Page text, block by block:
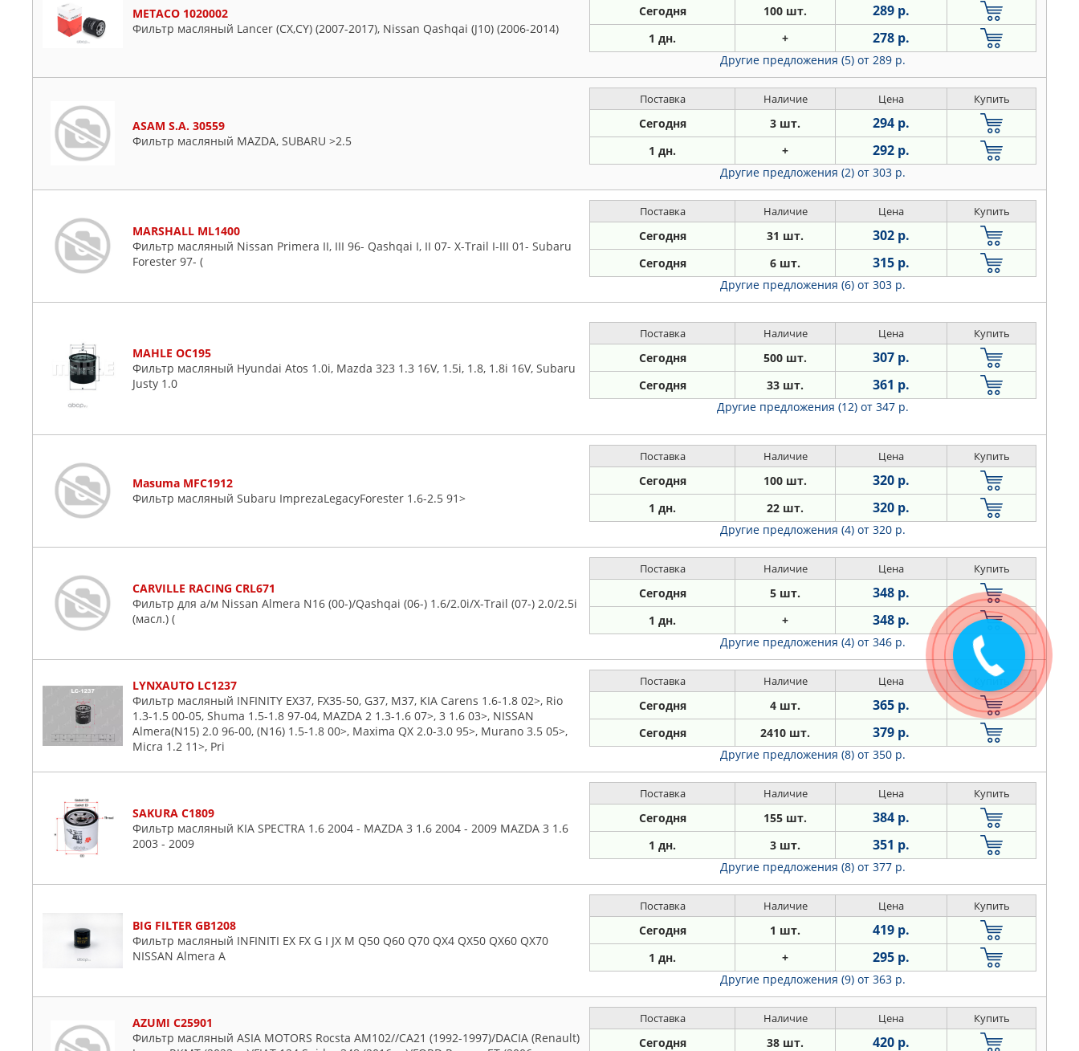
METACO 1020002
Фильтр масляный Lancer (CX,CY) (2007-2017), Nissan Qashqai (J10) (2006-2014)
Сегодня 100 шт. 289 р.
1 дн. + 278 р.
Другие предложения (5) от 289 р.
ASAM S.A. 30559
Фильтр масляный MAZDA, SUBARU >2.5
Поставка Наличие Цена Купить
Сегодня 3 шт. 294 р.
1 дн. + 292 р.
Другие предложения (2) от 303 р.
MARSHALL ML1400
Фильтр масляный Nissan Primera II, III 96- Qashqai I, II 07- X-Trail I-III 01- Subaru
Forester 97- (
Поставка Наличие Цена Купить
Сегодня 31 шт. 302 р.
Сегодня 6 шт. 315 р.
Другие предложения (6) от 303 р.
MAHLE OC195
Фильтр масляный Hyundai Atos 1.0i, Mazda 323 1.3 16V, 1.5i, 1.8, 1.8i 16V, Subaru
Justy 1.0
Поставка Наличие Цена Купить
Сегодня 500 шт. 307 р.
Сегодня 33 шт. 361 р.
Другие предложения (12) от 347 р.
Masuma MFC1912
Фильтр масляный Subaru ImprezaLegacyForester 1.6-2.5 91>
Поставка Наличие Цена Купить
Сегодня 100 шт. 320 р.
1 дн. 22 шт. 320 р.
Другие предложения (4) от 320 р.
CARVILLE RACING CRL671
Фильтр для а/м Nissan Almera N16 (00-)/Qashqai (06-) 1.6/2.0i/X-Trail (07-) 2.0/2.5i
(масл.) (
Поставка Наличие Цена Купить
Сегодня 5 шт. 348 р.
1 дн. + 348 р.
Другие предложения (4) от 346 р.
LYNXAUTO LC1237
Фильтр масляный INFINITY EX37, FX35-50, G37, M37, KIA Carens 1.6-1.8 02>, Rio
1.3-1.5 00-05, Shuma 1.5-1.8 97-04, MAZDA 2 1.3-1.6 07>, 3 1.6 03>, NISSAN
Almera(N15) 2.0 96-00, (N16) 1.5-1.8 00>, Maxima QX 2.0-3.0 95>, Murano 3.5 05>,
Micra 1.2 11>, Pri
Поставка Наличие Цена Купить
Сегодня 4 шт. 365 р.
Сегодня 2410 шт. 379 р.
Другие предложения (8) от 350 р.
SAKURA C1809
Фильтр масляный KIA SPECTRA 1.6 2004 - MAZDA 3 1.6 2004 - 2009 MAZDA 3 1.6
2003 - 2009
Поставка Наличие Цена Купить
Сегодня 155 шт. 384 р.
1 дн. 3 шт. 351 р.
Другие предложения (8) от 377 р.
BIG FILTER GB1208
Фильтр масляный INFINITI EX FX G I JX M Q50 Q60 Q70 QX4 QX50 QX60 QX70
NISSAN Almera A
Поставка Наличие Цена Купить
Сегодня 1 шт. 419 р.
1 дн. + 295 р.
Другие предложения (9) от 363 р.
AZUMI C25901
Фильтр масляный ASIA MOTORS Rocsta AM102//CA21 (1992-1997)/DACIA (Renault)
Поставка Наличие Цена Купить
Сегодня 38 шт. 420 р.